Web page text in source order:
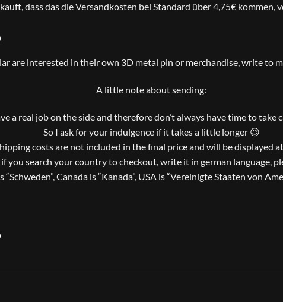
dass das die Versandkosten bei Standard über 4,75€ kommen,
are interested in their own 3D metal pin or merchandise, write to
A little note about sending:
a real job on the side and therefore don’t always have time to take
So I ask for your indulgence if it takes a little longer 😉
costs are not included in the final price and will be displayed
if you search your country to checkout, write it in german language,
“Schweden”, Canada is “Kanada”, USA is “Vereinigte Staaten von